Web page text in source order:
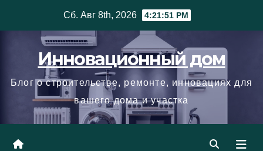
Сб. Авг 8th, 2026 4:21:52 PM
Инновационный дом
Блог о строительстве, ремонте, инновациях для
вашего дома и участка